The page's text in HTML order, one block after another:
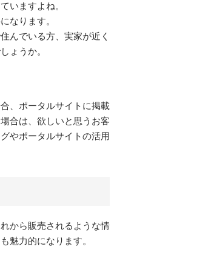
いますよね。
なります。
んでいる方、実家が近く
ょうか。
、ポータルサイトに掲載
合は、欲しいと思うお客
やポータルサイトの活用
から販売されるような情
魅力的になります。